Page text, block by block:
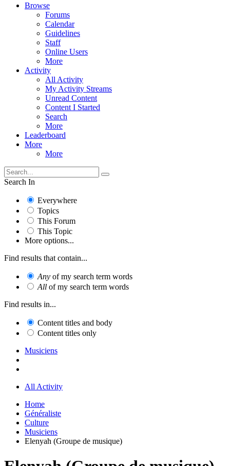
Browse
Forums
Calendar
Guidelines
Staff
Online Users
More
Activity
All Activity
My Activity Streams
Unread Content
Content I Started
Search
More
Leaderboard
More
More
Search In
Everywhere
Topics
This Forum
This Topic
More options...
Find results that contain...
Any of my search term words
All of my search term words
Find results in...
Content titles and body
Content titles only
Musiciens
All Activity
Home
Généraliste
Culture
Musiciens
Elenyah (Groupe de musique)